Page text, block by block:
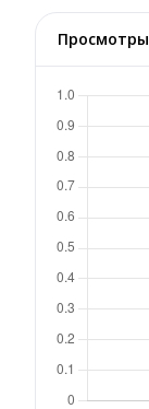
Просмотры